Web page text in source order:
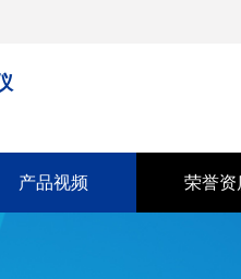
产品视频 荣誉资